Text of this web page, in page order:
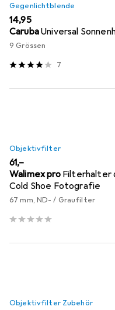
Gegenlichtblende
EUR
14,95
CarubaUniversal
9 Grössen
7
Objektivfilter
EUR
61,–
Walimex pro Filterhalter
Cold Shoe Fotografie
67 mm, ND- / Graufilter
Objektivfilter Zubehör